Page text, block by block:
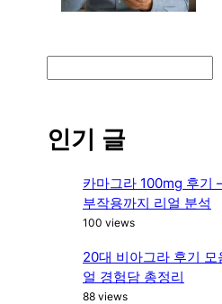
e
c
인기 글
카마그라 100mg 후기
부작용까지 리얼 분석
100 views
20대 비아그라 후기
얼 경험담 총정리
88 views